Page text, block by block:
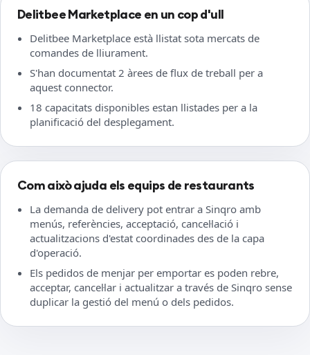
Delitbee Marketplace en un cop d'ull
Delitbee Marketplace està llistat sota mercats de
comandes de lliurament.
S'han documentat 2 àrees de flux de treball per a
aquest connector.
18 capacitats disponibles estan llistades per a la
planificació del desplegament.
Com això ajuda els equips de restaurants
La demanda de delivery pot entrar a Sinqro amb
menús, referències, acceptació, cancel·lació i
actualitzacions d'estat coordinades des de la capa
d'operació.
Els pedidos de menjar per emportar es poden rebre,
acceptar, cancel·lar i actualitzar a través de Sinqro sense
duplicar la gestió del menú o dels pedidos.